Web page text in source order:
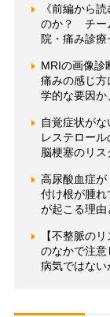
《前編から
のか？ チー
院・痛み診療
MRIの画像診
痛みの感じ
学的な要因か
自覚症状が
レステロー
脳梗塞のリス
高尿酸血症
付け根が腫
が起こる理由
【不整脈の
のなかで注
病気ではない